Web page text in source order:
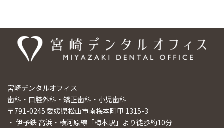
宮崎デンタルオフィス
歯科・口腔外科・矯正歯科・小児歯科
〒791-0245 愛媛県松山市南梅本町甲 1315-3
・ 伊予鉄 高浜・横河原線「梅本駅」より徒歩約10分